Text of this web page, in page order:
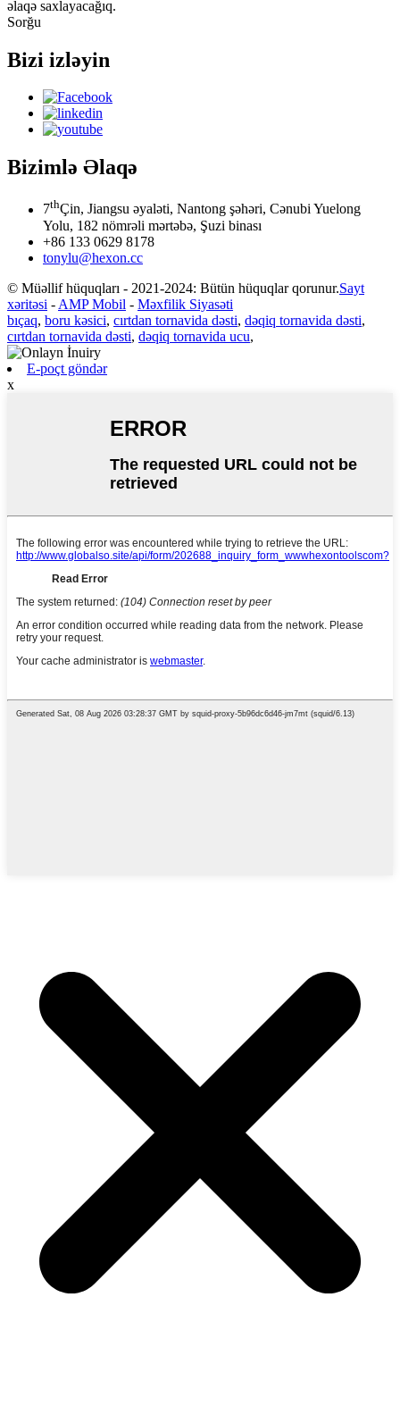
əlaqə saxlayacağıq.
Sorğu
Bizi izləyin
Bizimlə Əlaqə
7thÇin, Jiangsu əyaləti, Nantong şəhəri, Cənubi Yuelong
Yolu, 182 nömrəli mərtəbə, Şuzi binası
+86 133 0629 8178
tonylu@hexon.cc
© Müəllif hüquqları - 2021-2024: Bütün hüquqlar qorunur.Sayt
xəritəsi - AMP Mobil - Məxfilik Siyasəti
bıçaq, boru kəsici, cırtdan tornavida dəsti, dəqiq tornavida dəsti,
cırtdan tornavida dəsti, dəqiq tornavida ucu,
E-poçt göndər
x